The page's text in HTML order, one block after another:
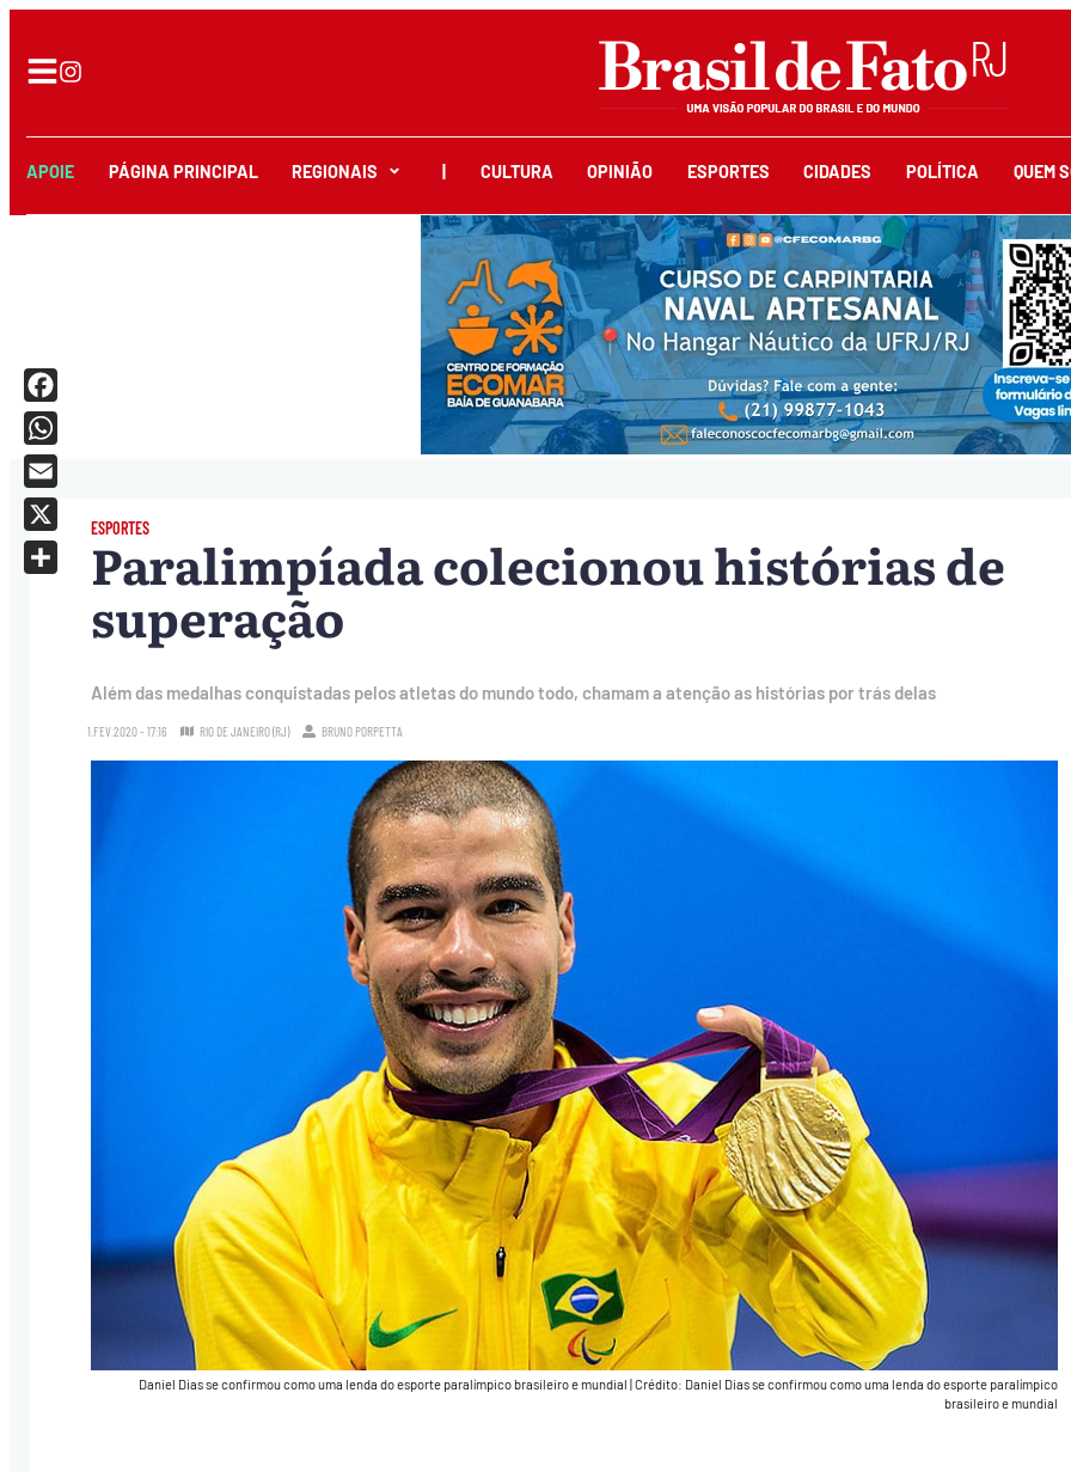
APOIE PÁGINA PRINCIPAL REGIONAIS CULTURA OPINIÃO ESPORTES CIDADES POLÍTICA QUEM
ESPORTES
Paralimpíada colecionou histórias de
superação
Além das medalhas conquistadas pelos atletas do mundo todo, chamam a atenção as histórias por trás delas
1.FEV.2020 - 17:16 RIO DE JANEIRO (RJ) BRUNO PORPETTA
Daniel Dias se confirmou como uma lenda do esporte paralímpico brasileiro e mundial Crédito: Daniel Dias se confirmou como uma lenda do esporte paralímpico
brasileiro e mundial
Facebook
WhatsApp
Email
X